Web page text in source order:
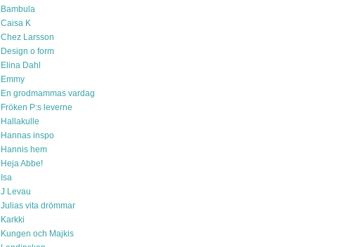
Bambula
Caisa K
Chez Larsson
Design o form
Elina Dahl
Emmy
En grodmammas vardag
Fröken P:s leverne
Hallakulle
Hannas inspo
Hannis hem
Heja Abbe!
Isa
J Levau
Julias vita drömmar
Karkki
Kungen och Majkis